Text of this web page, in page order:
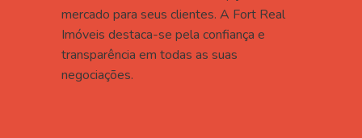
mercado para seus clientes. A Fort Real
Imóveis destaca-se pela confiança e
transparência em todas as suas
negociações.